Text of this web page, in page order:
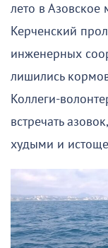
лето в Азовское
Керченский
инженерных
лишились
Коллеги-
встречать
худыми и